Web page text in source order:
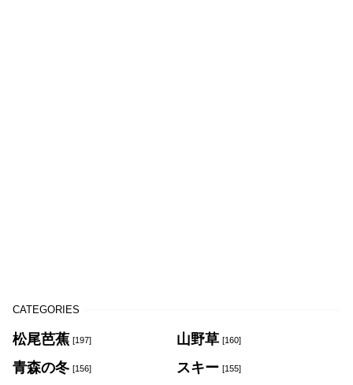
CATEGORIES
松尾芭蕉 [197] 山野草 [160]
青森の冬 [156] スキー [155]